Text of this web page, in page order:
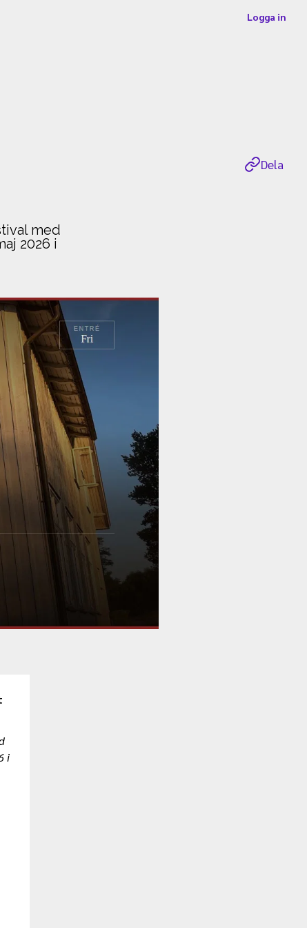
Logga in
Dela
med
2026 i
i